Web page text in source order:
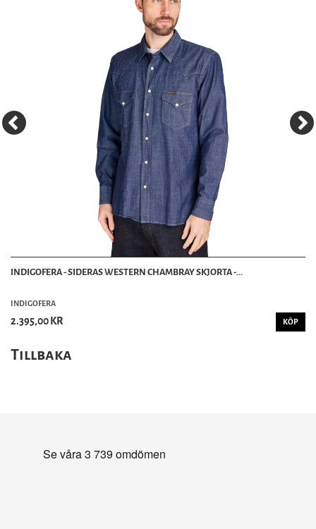
INDIGOFERA - SIDERAS WESTERN CHAMBRAY SKJORTA -...
INDIGOFERA
2.395,00 KR KÖP
Tillbaka